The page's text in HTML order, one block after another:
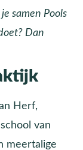
samen Pools
Dan
Herf,
van
meertalige